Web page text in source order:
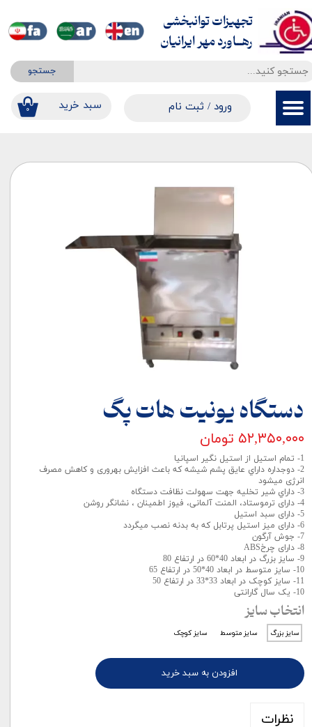
جستجو
۰ ​​سبد خرید ورود / ثبت نام
حساب کاربری من
سفارشات
خروج از حساب کاربری
تجهیزات توانبخشی
​​​​​​​رهــاورد مهر ایرانیان
دستگاه یونیت هات پگ
۵۲,۳۵۰,۰۰۰ تومان
1- تمام استيل از استيل نگير اسپانيا
2- دوجداره داراي عايق پشم شيشه که باعث افزایش بهروری و کاهش مصرف
انرژی میشود
3- داراي شير تخليه جهت سهولت نظافت دستگاه
4- دارای ترموستاد، المنت آلمانی، فیوز اطمینان ، نشانگر روشن
5- دارای سبد استيل
6- دارای ميز استيل پرتابل که به بدنه نصب میگردد
7- جوش آرگون
8- دارای چرخABS
9- سایز بزرگ در ابعاد 40*60 در ارتفاع 80
10- سایز متوسط در ابعاد 40*50 در ارتفاع 65
11- سایز کوچک در ابعاد 33*33 در ارتفاع 50
10- یک سال گارانتی
انتخاب سایز
سایز بزرگ سایز متوسط سایز کوچک
افزودن به سبد خرید
نظرات